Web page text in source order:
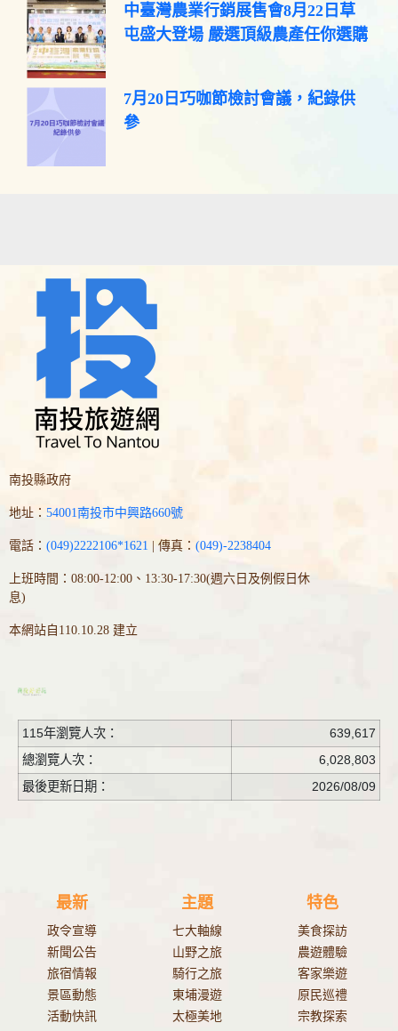
中臺灣農業行銷展售會8月22日草
屯盛大登場 嚴選頂級農產任你選購
7月20日巧咖節檢討會議，紀錄供
參
南投縣政府
地址： 54001南投市中興路660號
電話： (049)2222106*1621 | 傳真： (049)-2238404
上班時間：08:00-12:00、13:30-17:30(週六日及例假日休
息)
本網站自110.10.28 建立
115年瀏覽人次：
639,617
總瀏覽人次：
6,028,803
最後更新日期：
2026/08/09
最新
政令宣導
新聞公告
旅宿情報
景區動態
活動快訊
主題
七大軸線
山野之旅
騎行之旅
東埔漫遊
太極美地
特色
美食探訪
農遊體驗
客家樂遊
原民巡禮
宗教探索